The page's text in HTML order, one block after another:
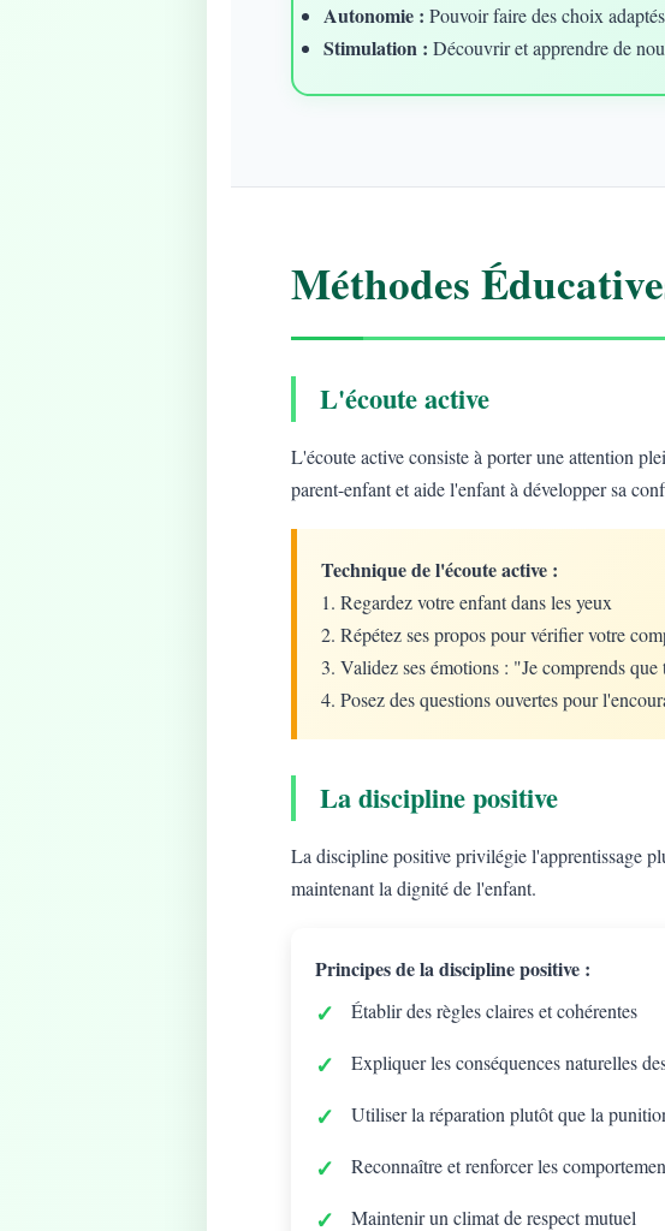
Autonomie : Pouvoir faire des choix
Stimulation : Découvrir et apprendre de
Méthodes
L'écoute active
L'écoute active consiste à porter une attention
parent-enfant et aide l'enfant à développer sa
Technique de l'écoute active :
1. Regardez votre enfant dans les yeux
2. Répétez ses propos pour vérifier votre
3. Validez ses émotions : "Je comprends
4. Posez des questions ouvertes pour
La discipline positive
La discipline positive privilégie l'apprentissage
maintenant la dignité de l'enfant.
Principes de la discipline positive :
Établir des règles claires et cohérentes
Expliquer les conséquences naturelles
Utiliser la réparation plutôt que la
Reconnaître et renforcer les
Maintenir un climat de respect mutuel